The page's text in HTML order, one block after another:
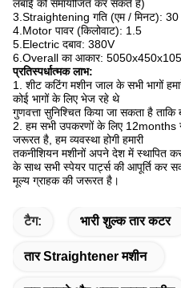
लंबाई को समायोजित कर सकते हैं)
3.Straightening गति (एम / मिनट): 30
4.Motor पावर (किलोवाट): 1.5
5.Electric दबाव: 380V
6.Overall का आकार:
प्रतिस्पर्धात्मक लाभ:
1. शीट कटिंग मशीन जाल के सभी भागों
कोई भागों के लिए भेज रहे थे
गुणवत्ता सुनिश्चित किया जा सकता है
2. हम सभी उपकरणों के लिए 12months
जरूरत है, हम व्यवस्था होगी हमारी
तकनीशियन मशीनों अपने देश में स्थापित
के साथ सभी स्पेयर पार्ट्स की आपूर्ति कर
मूल्य ग्राहक की जरूरत है।
टैग: भारी शुल्क तार कटर
तार Straightener मशीन